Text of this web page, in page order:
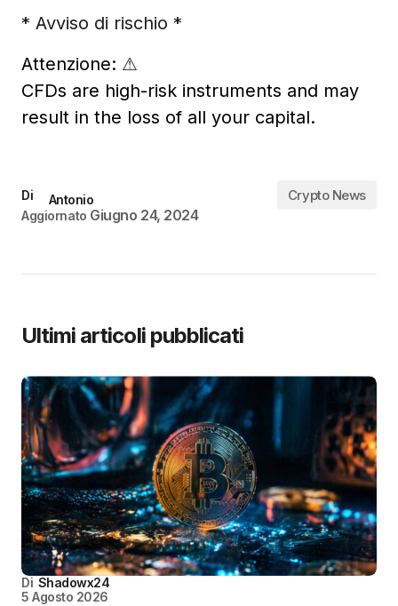
* Avviso di rischio *
Attenzione: ⚠
CFDs are high-risk instruments and may
result in the loss of all your capital.
Di
Antonio
Aggiornato Giugno 24, 2024
Crypto News
Ultimi articoli pubblicati
Di Shadowx24
5 Agosto 2026